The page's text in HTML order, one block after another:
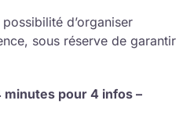
d’organiser
sous réserve de garantir
minutes pour 4 infos –